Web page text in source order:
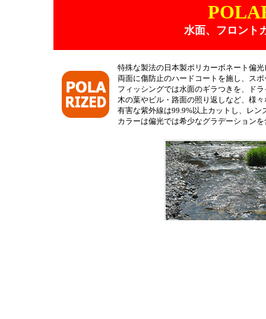
水面、フロント
特殊な製法の日本製ポリカーボネート偏
両面に傷防止のハードコートを施し、ス
フィッシングでは水面のギラつきを、ド
木の葉やビル・路面の照り返しなど、様
有害な紫外線は99.9%以上カットし、レ
カラーは偏光では希少なグラデーション